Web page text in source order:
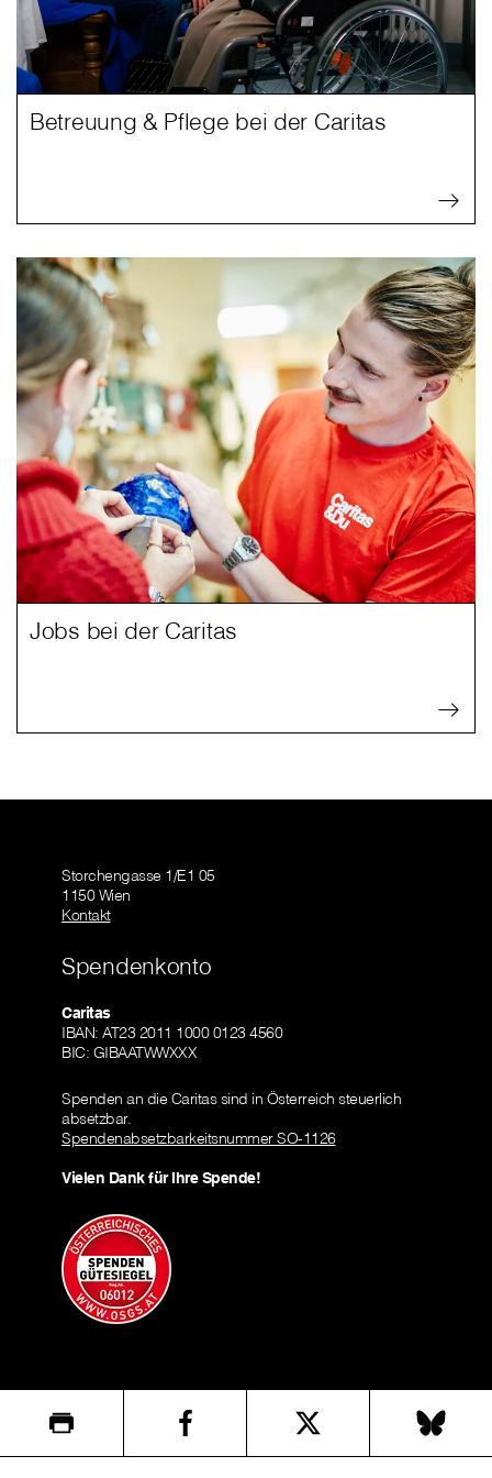
Betreuung & Pflege bei der Caritas
Jobs bei der Caritas
Storchengasse 1/E1 05
1150 Wien
Kontakt
Spendenkonto
Caritas
IBAN: AT23 2011 1000 0123 4560
BIC: GIBAATWWXXX
Spenden an die Caritas sind in Österreich steuerlich
absetzbar.
Spendenabsetzbarkeitsnummer SO-1126
Vielen Dank für Ihre Spende!